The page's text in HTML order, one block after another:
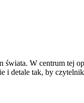
świata. W centrum tej
i detale tak, by